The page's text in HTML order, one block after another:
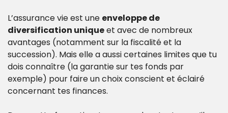
L’assurance vie est une enveloppe de
diversification unique et avec de nombreux
avantages (notamment sur la fiscalité et la
succession). Mais elle a aussi certaines limites que tu
dois connaître (la garantie sur tes fonds par
exemple) pour faire un choix conscient et éclairé
concernant tes finances.